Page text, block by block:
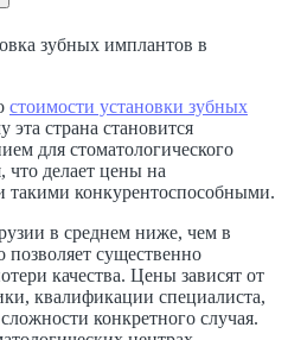
стоимости установки зубных
эта страна становится
для стоматологического
что делает цены на
такими конкурентоспособными.
в среднем ниже, чем в
существенно
качества. Цены зависят от
квалификации специалиста,
конкретного случая.